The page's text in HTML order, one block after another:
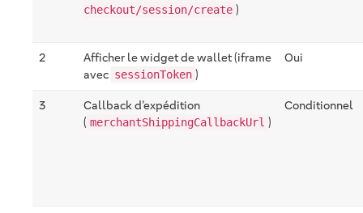
checkout/session/create )
2
Afficher le widget de wallet (iframe
avec sessionToken )
Oui
3
Callback d’expédition
( merchantShippingCallbackUrl )
Conditionnel